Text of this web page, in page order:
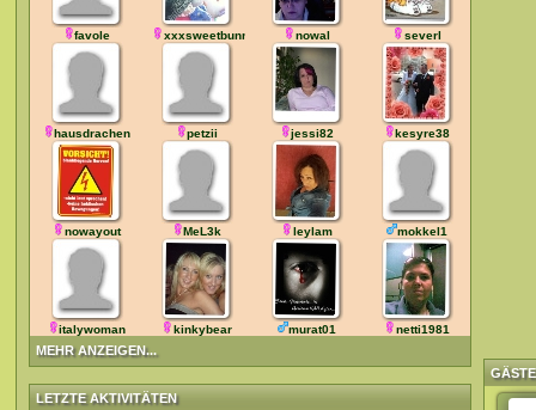
MEHR ANZEIGEN...
favole xxxsweetbunnyxxx nowal severl
hausdrachen petzii jessi82 kesyre38
nowayout MeL3k leylam mokkel1
italywoman kinkybear murat01 netti1981
LETZTE AKTIVITÄTEN